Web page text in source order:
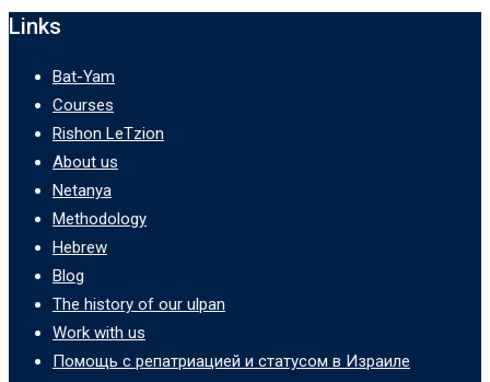
Links
Bat-Yam
Courses
Rishon LeTzion
About us
Netanya
Methodology
Hebrew
Blog
The history of our ulpan
Work with us
Помощь с репатриацией и статусом в Израиле